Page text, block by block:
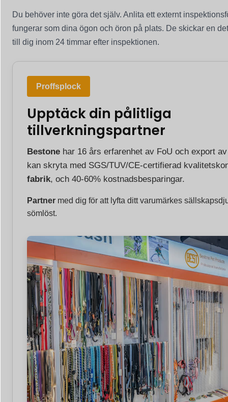
Du behöver inte göra det själv. Anlita ett externt
fungerar som dina ögon och öron på plats. De skickar en
till dig inom 24 timmar efter inspektionen.
Proffsplock
Upptäck din pålitliga
tillverkningspartner
Bestone har 16 års erfarenhet av FoU och export
kan skryta med SGS/TUV/CE-certifierad
fabrik, och 40-60% kostnadsbesparingar.
Partner med dig för att lyfta ditt varumärkes
sömlöst.